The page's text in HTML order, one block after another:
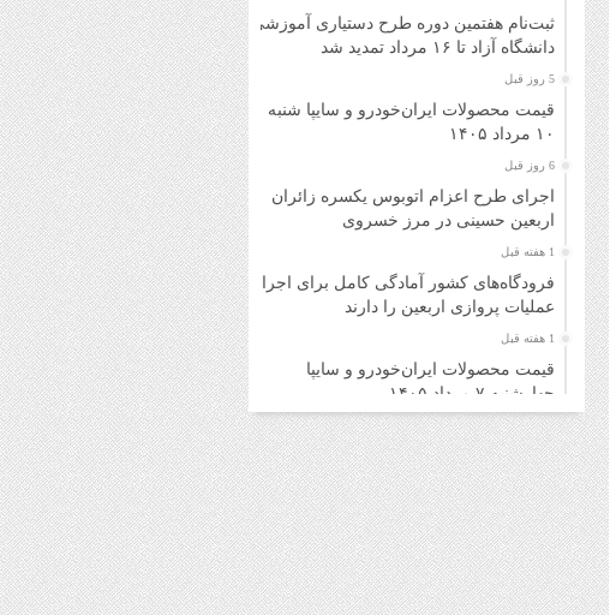
ثبت‌نام هفتمین دوره طرح دستیاری آموزشی
دانشگاه آزاد تا ۱۶ مرداد تمدید شد
5 روز قبل
قیمت محصولات ایران‌خودرو و سایپا شنبه
۱۰ مرداد ۱۴۰۵
6 روز قبل
اجرای طرح اعزام اتوبوس یکسره زائران
اربعین حسینی در مرز خسروی
1 هفته قبل
فرودگاه‌های کشور آمادگی کامل برای اجرای
عملیات پروازی اربعین را دارند
1 هفته قبل
قیمت محصولات ایران‌خودرو و سایپا
چهارشنبه ۷ مرداد ۱۴۰۵
1 هفته قبل
قیمت محصولات ایران‌خودرو و سایپا
سه‌شنبه ۶ مرداد ۱۴۰۵
1 هفته قبل
خرید اینترنتی بلیت اتوبوس برای برگشت
زائران امکان‌پذیر شد
1 هفته قبل